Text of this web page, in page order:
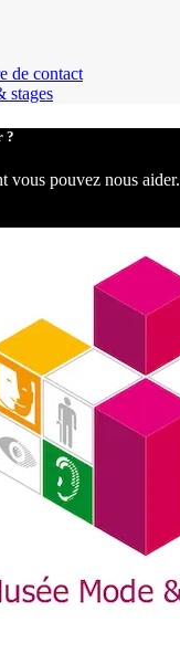
de contact
stages
?
vous pouvez nous aider.